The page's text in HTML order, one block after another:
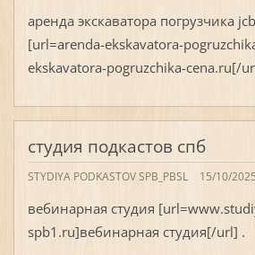
аренда экскаватора погрузчика
[url=arenda-ekskavatora-
ekskavatora-pogruzchika-cena.ru[/
студия подкастов спб
STYDIYA PODKASTOV SPB_PBSL 15/10/2025
вебинарная студия
spb1.ru]вебинарная студия[/url] .